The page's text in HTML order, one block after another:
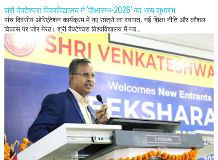
श्री वेंक्टेश्वरा विश्वविद्यालय में ‘दीक्षारम्भ-2026’ का भव्य शुभारंभ
पांच दिवसीय ओरिएंटेशन कार्यक्रम में नए छात्रों का स्वागत, नई शिक्षा नीति और कौशल
विकास पर जोर मेरठ। श्री वेंक्टेश्वरा विश्वविद्यालय में नव...